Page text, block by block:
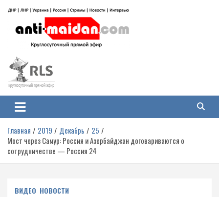
содержимому
Антимайдан: Гражданская война
на Украине
гражданской войне на Украине, включая события в Новороссии, ДНР,
ЛНР и других регионах.
Главная 2019 Декабрь
25
Мост через Самур: Россия и Азербайджан договариваются о
сотрудничестве — Россия 24
ВИДЕО НОВОСТИ